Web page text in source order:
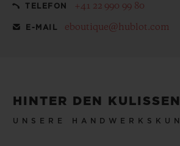
TELEFON +41 22 990 99 80
E-MAIL eboutique@hublot.com
HINTER DEN KULISSEN
UNSERE